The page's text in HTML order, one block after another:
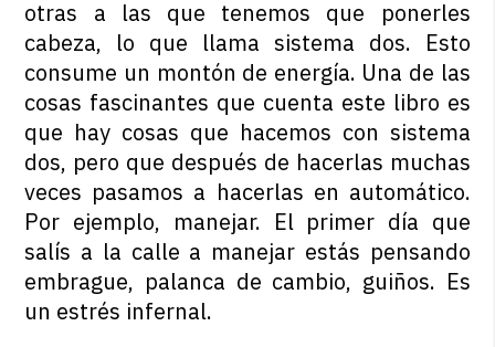
otras a las que tenemos que ponerles
cabeza, lo que llama sistema dos. Esto
consume un montón de energía. Una de las
cosas fascinantes que cuenta este libro es
que hay cosas que hacemos con sistema
dos, pero que después de hacerlas muchas
veces pasamos a hacerlas en automático.
Por ejemplo, manejar. El primer día que
salís a la calle a manejar estás pensando
embrague, palanca de cambio, guiños. Es
un estrés infernal.